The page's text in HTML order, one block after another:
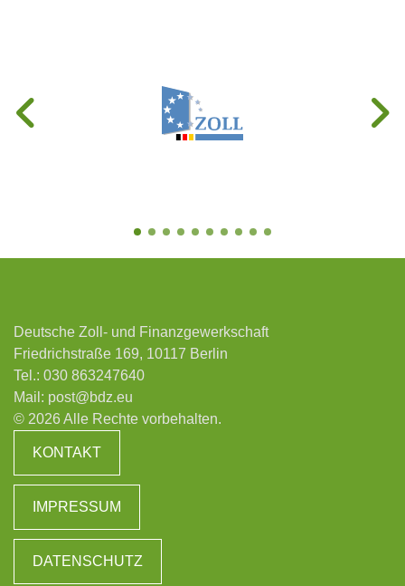
Deutsche Zoll- und Finanzgewerkschaft
Friedrichstraße 169, 10117 Berlin
Tel.: 030 863247640
Mail: post@bdz.eu
© 2026 Alle Rechte vorbehalten.
KONTAKT
IMPRESSUM
DATENSCHUTZ